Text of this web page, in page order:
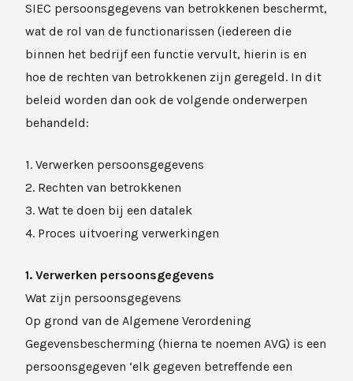
SIEC persoonsgegevens van betrokkenen beschermt,
wat de rol van de functionarissen (iedereen die
binnen het bedrijf een functie vervult, hierin is en
hoe de rechten van betrokkenen zijn geregeld. In dit
beleid worden dan ook de volgende onderwerpen
behandeld:
1. Verwerken persoonsgegevens
2. Rechten van betrokkenen
3. Wat te doen bij een datalek
4. Proces uitvoering verwerkingen
1. Verwerken persoonsgegevens
Wat zijn persoonsgegevens
Op grond van de Algemene Verordening
Gegevensbescherming (hierna te noemen AVG) is een
persoonsgegeven ‘elk gegeven betreffende een